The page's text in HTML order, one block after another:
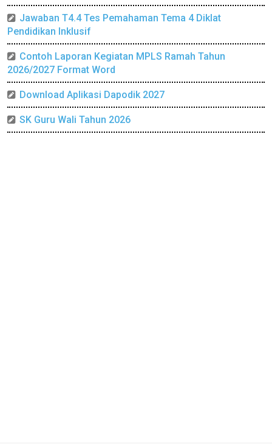
Jawaban T4.4 Tes Pemahaman Tema 4 Diklat
Pendidikan Inklusif
Contoh Laporan Kegiatan MPLS Ramah Tahun
2026/2027 Format Word
Download Aplikasi Dapodik 2027
SK Guru Wali Tahun 2026